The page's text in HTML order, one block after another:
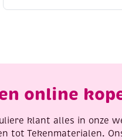
aantal
online
klant alles in onze
tot Tekenmaterialen.